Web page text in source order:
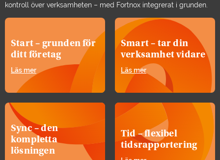
kontroll över verksamheten – med Fortnox integrerat i grunden.
Start – grunden för
ditt företag
Läs mer
Smart – tar din
verksamhet vidare
Läs mer
Sync – den
kompletta
lösningen
Tid – flexibel
tidsrapportering